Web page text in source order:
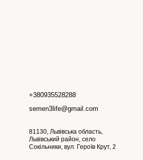
+380935528288
semen3life@gmail.com
81130, Львівська область,
Львівський район, село
Сокільники, вул. Героїв Крут, 2